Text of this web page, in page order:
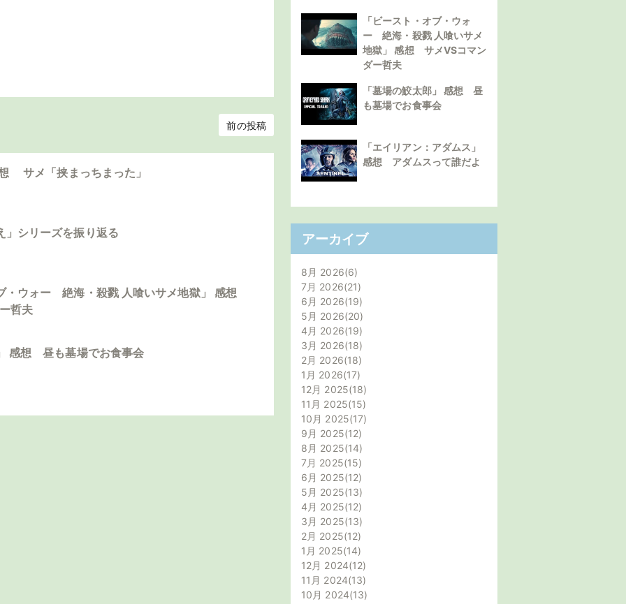
前の投稿
サメ「挟まっちまった」
」シリーズを振り返る
・ウォー 絶海・殺戮 人喰いサメ地獄」 感想
哲夫
感想 昼も墓場でお食事会
「ビースト・オブ・ウォ
ー 絶海・殺戮 人喰いサメ
地獄」 感想 サメVSコマン
ダー哲夫
「墓場の鮫太郎」 感想 昼
も墓場でお食事会
「エイリアン：アダムス」
感想 アダムスって誰だよ
アーカイブ
8月 2026 6
7月 2026 21
6月 2026 19
5月 2026 20
4月 2026 19
3月 2026 18
2月 2026 18
1月 2026 17
12月 2025 18
11月 2025 15
10月 2025 17
9月 2025 12
8月 2025 14
7月 2025 15
6月 2025 12
5月 2025 13
4月 2025 12
3月 2025 13
2月 2025 12
1月 2025 14
12月 2024 12
11月 2024 13
10月 2024 13